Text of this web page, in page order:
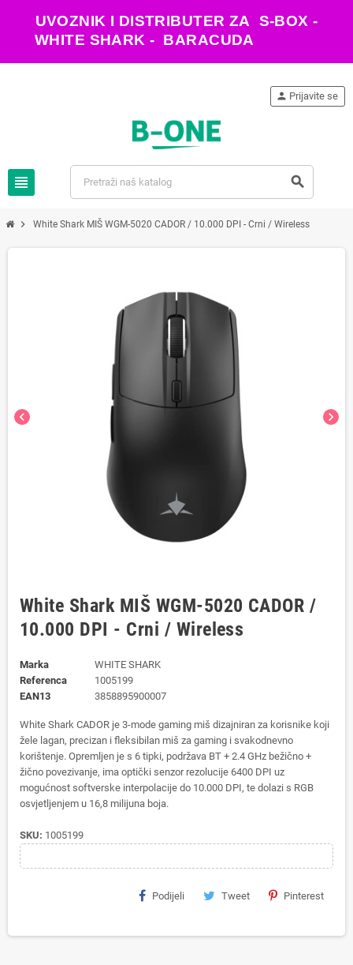
UVOZNIK I DISTRIBUTER ZA S-BOX -
WHITE SHARK - BARACUDA
view_headline search
person Prijavite se
chevron_right White Shark MIŠ WGM-5020 CADOR / 10.000 DPI - Crni / Wireless
chevron_left chevron_right
White Shark MIŠ WGM-5020 CADOR /
10.000 DPI - Crni / Wireless
Marka
WHITE SHARK
Referenca
1005199
EAN13
3858895900007
White Shark CADOR je 3-mode gaming miš dizajniran za korisnike koji
žele lagan, precizan i fleksibilan miš za gaming i svakodnevno
korištenje. Opremljen je s 6 tipki, podržava BT + 2.4 GHz bežično +
žično povezivanje, ima optički senzor rezolucije 6400 DPI uz
mogućnost softverske interpolacije do 10.000 DPI, te dolazi s RGB
osvjetljenjem u 16,8 milijuna boja.
SKU: 1005199
Podijeli Tweet Pinterest